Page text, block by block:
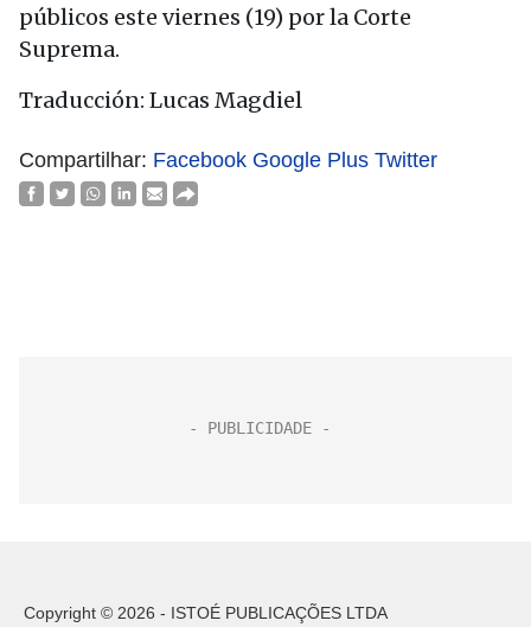
públicos este viernes (19) por la Corte
Suprema.
Traducción: Lucas Magdiel
Compartilhar: Facebook Google Plus Twitter
Copyright © 2026 - ISTOÉ PUBLICAÇÕES LTDA